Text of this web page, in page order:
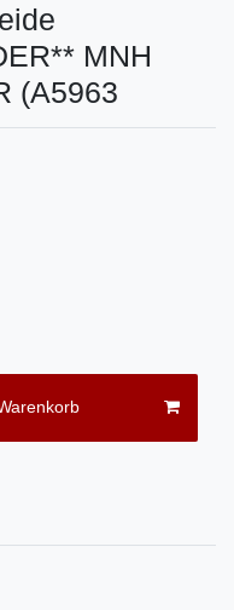
MNH
(A5963